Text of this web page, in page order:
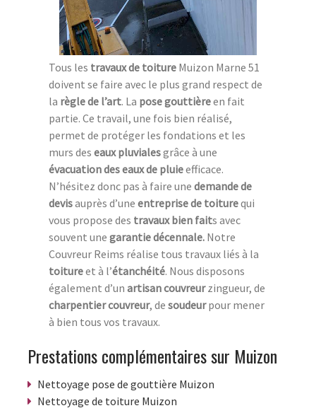
Tous les travaux de toiture Muizon Marne 51
doivent se faire avec le plus grand respect de
la règle de l’art. La pose gouttièreen fait
partie. Ce travail, une fois bien réalisé,
permet de protéger les fondations et les
murs des eaux pluvialesgrâce à une
évacuation des eauxde pluieefficace.
N’hésitez donc pas à faire une demande de
devisauprès d’une entreprise de toiturequi
vous propose des travaux bien faits avec
souvent une garantie décennale. Notre
Couvreur Reims réalise tous travaux liés à la
toitureet à l’étanchéité. Nous disposons
également d’un artisan couvreurzingueur, de
charpentier couvreur, de soudeurpour mener
à bien tous vos travaux.
Prestations complémentaires sur Muizon
Nettoyage pose de gouttière Muizon
Nettoyage de toiture Muizon